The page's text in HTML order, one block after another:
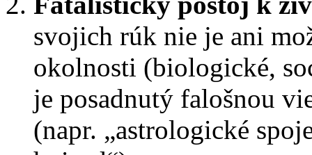
svojich rúk nie je ani
okolnosti (biologické,
je posadnutý falošnou
(napr. „astrologické